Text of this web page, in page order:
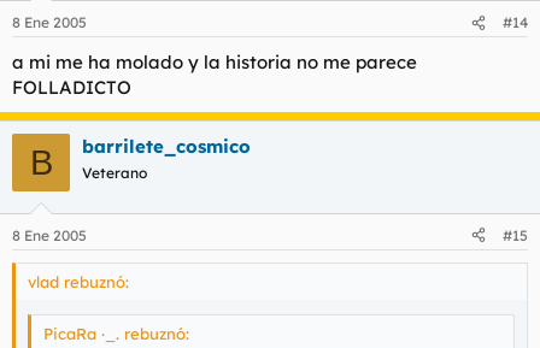
8 Ene 2005 #14
a mi me ha molado y la historia no me parece
FOLLADICTO
B barrilete_cosmico
Veterano
8 Ene 2005 #15
vlad rebuznó:
PicaRa ·_. rebuznó: